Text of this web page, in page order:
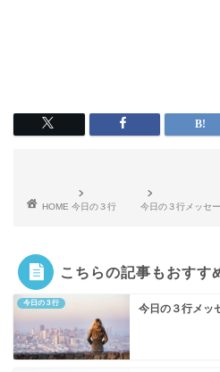
HOME 今日の３行 今日の３行メッセ
こちらの記事もおすす
今日の３行 今日の３行メッ